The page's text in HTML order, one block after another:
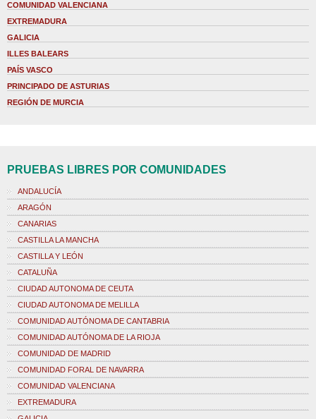
COMUNIDAD VALENCIANA
EXTREMADURA
GALICIA
ILLES BALEARS
PAÍS VASCO
PRINCIPADO DE ASTURIAS
REGIÓN DE MURCIA
PRUEBAS LIBRES POR COMUNIDADES
ANDALUCÍA
ARAGÓN
CANARIAS
CASTILLA LA MANCHA
CASTILLA Y LEÓN
CATALUÑA
CIUDAD AUTONOMA DE CEUTA
CIUDAD AUTONOMA DE MELILLA
COMUNIDAD AUTÓNOMA DE CANTABRIA
COMUNIDAD AUTÓNOMA DE LA RIOJA
COMUNIDAD DE MADRID
COMUNIDAD FORAL DE NAVARRA
COMUNIDAD VALENCIANA
EXTREMADURA